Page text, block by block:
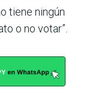
tiene ningún
o no votar”.